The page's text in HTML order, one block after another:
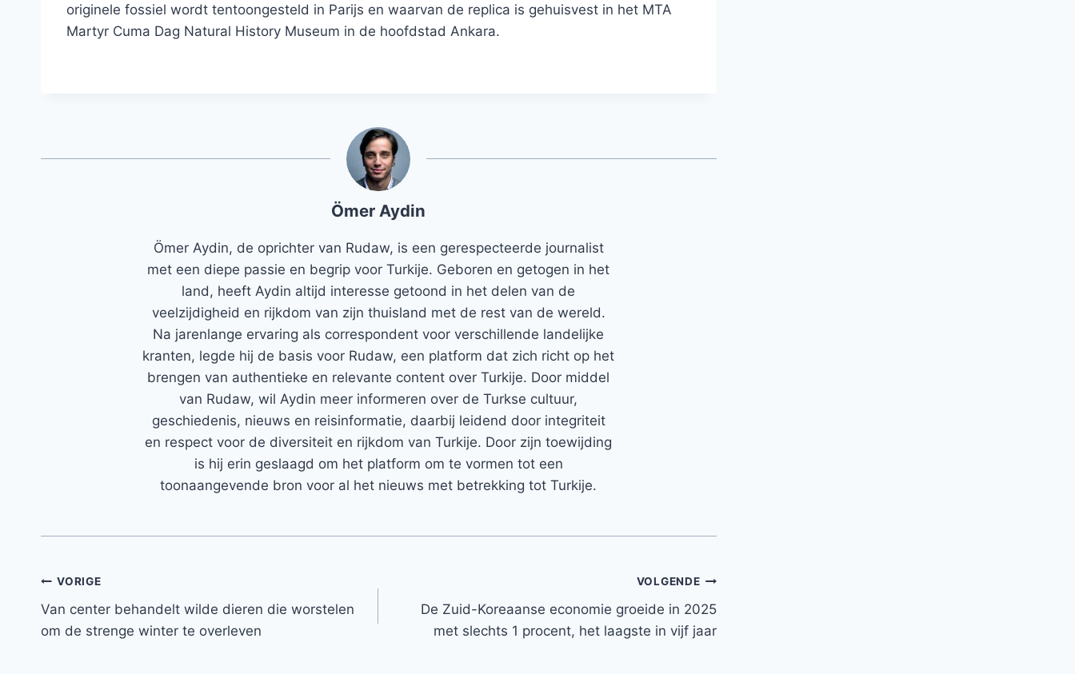
originele fossiel wordt tentoongesteld in Parijs en waarvan de replica is gehuisvest in het MTA
Martyr Cuma Dag Natural History Museum in de hoofdstad Ankara.
Ömer Aydin
Ömer Aydin, de oprichter van Rudaw, is een gerespecteerde journalist
met een diepe passie en begrip voor Turkije. Geboren en getogen in het
land, heeft Aydin altijd interesse getoond in het delen van de
veelzijdigheid en rijkdom van zijn thuisland met de rest van de wereld.
Na jarenlange ervaring als correspondent voor verschillende landelijke
kranten, legde hij de basis voor Rudaw, een platform dat zich richt op het
brengen van authentieke en relevante content over Turkije. Door middel
van Rudaw, wil Aydin meer informeren over de Turkse cultuur,
geschiedenis, nieuws en reisinformatie, daarbij leidend door integriteit
en respect voor de diversiteit en rijkdom van Turkije. Door zijn toewijding
is hij erin geslaagd om het platform om te vormen tot een
toonaangevende bron voor al het nieuws met betrekking tot Turkije.
Bericht
navigatie
VORIGE
Van center behandelt wilde dieren die worstelen
om de strenge winter te overleven
VOLGENDE
De Zuid-Koreaanse economie groeide in 2025
met slechts 1 procent, het laagste in vijf jaar